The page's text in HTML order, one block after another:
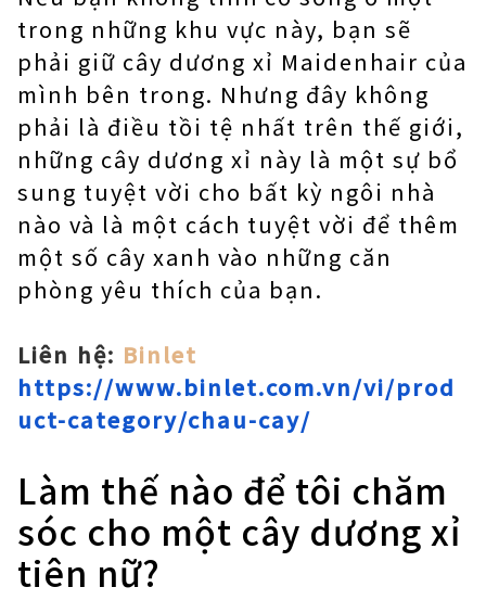
trong những khu vực này, bạn sẽ
phải giữ cây dương xỉ Maidenhair của
mình bên trong. Nhưng đây không
phải là điều tồi tệ nhất trên thế giới,
những cây dương xỉ này là một sự bổ
sung tuyệt vời cho bất kỳ ngôi nhà
nào và là một cách tuyệt vời để thêm
một số cây xanh vào những căn
phòng yêu thích của bạn.
Liên hệ: Binlet
https://www.binlet.com.vn/vi/prod
uct-category/chau-cay/
Làm thế nào để tôi chăm
sóc cho một cây dương xỉ
tiên nữ?